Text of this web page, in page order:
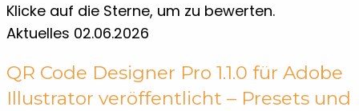
Klicke auf die Sterne, um zu bewerten.
Aktuelles 02.06.2026
QR Code Designer Pro 1.1.0 für Adobe
Illustrator veröffentlicht – Presets und